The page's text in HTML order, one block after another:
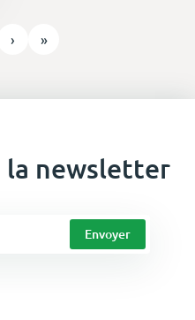
› »
la newsletter